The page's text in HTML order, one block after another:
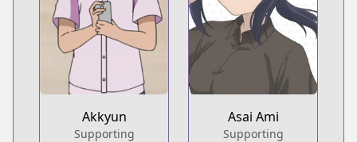
Akkyun
Supporting
Asai Ami
Supporting